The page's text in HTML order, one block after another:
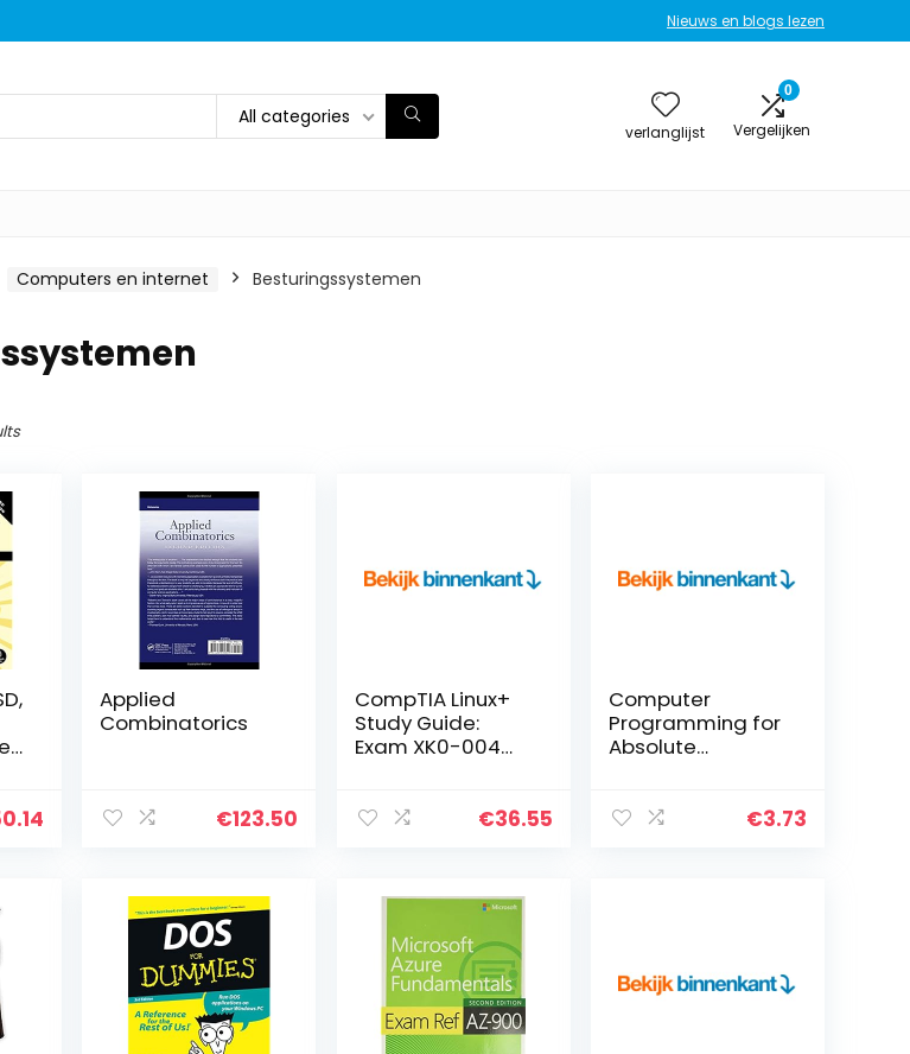
Nieuws en blogs lezen
All categories
verlanglijst
0
Vergelijken
Computers en internet Besturingssystemen
Applied
Combinatorics
€123.50
CompTIA Linux+
Study Guide:
Exam XK0-004
€36.55
Computer
Programming for
Absolute
the Art of
€3.73